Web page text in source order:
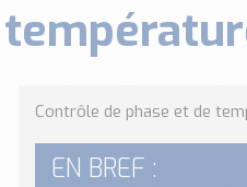
Contrôle de phase et de
EN BREF :